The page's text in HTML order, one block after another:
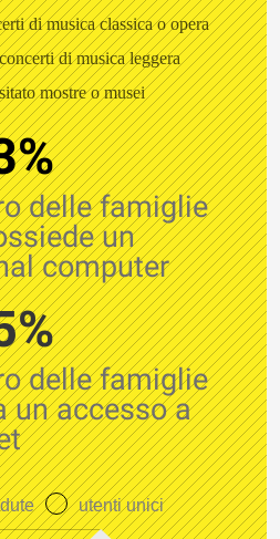
di musica classica o opera
di musica leggera
mostre o musei
delle famiglie
un
computer
delle famiglie
un accesso a
utenti unici